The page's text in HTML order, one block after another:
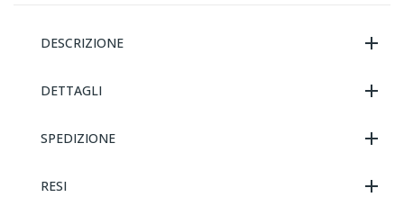
DESCRIZIONE
DETTAGLI
SPEDIZIONE
RESI